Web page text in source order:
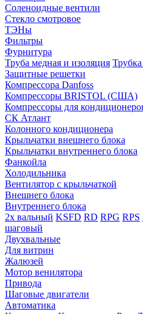
Соленоидные вентили
Стекло смотровое
ТЭНы
Фильтры
Фурнитура
Труба медная и изоляция
Защитные решетки
Компрессора Danfoss
Компрессоры BRISTOL (США)
Компрессоры для
СК Атлант
Колонного кондиционера
Крыльчатки внешнего блока
Крыльчатки внутреннего блока
Фанкойла
Холодильника
Вентилятор с крыльчаткой
Внешнего блока
Внутреннего блока
2х вальный KSFD RD RPG RPS
шаговый
Двухвальные
Для витрин
Жалюзей
Мотор венилятора
Привода
Шаговые двигатели
Автоматика